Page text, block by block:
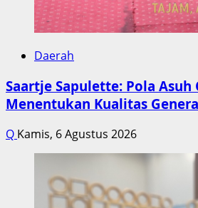
Daerah
Saartje Sapulette: Pola Asuh
Menentukan Kualitas
Q Kamis, 6 Agustus 2026